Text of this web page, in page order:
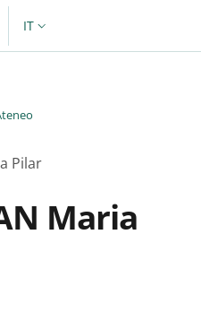
SELETTORE LINGUA:
IT
Pilar
Maria